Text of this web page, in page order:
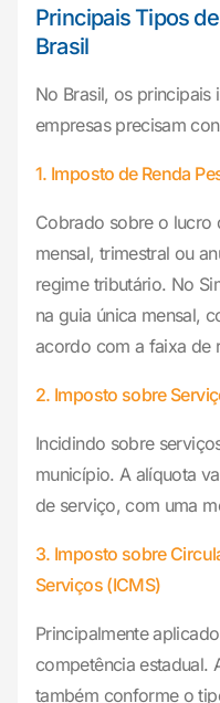
Principais Tipos
Brasil
No Brasil, os
empresas precisam
1. Imposto de Renda
Cobrado sobre o lucro
mensal, trimestral ou
regime tributário. No
na guia única mensal,
acordo com a faixa de
2. Imposto sobre
Incidindo sobre
município. A alíquota
de serviço, com uma
3. Imposto sobre
Serviços (ICMS)
Principalmente
competência estadual.
também conforme o